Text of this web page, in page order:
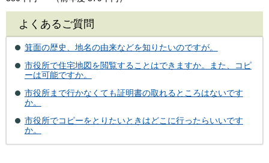
よくあるご質問
箕面の歴史、地名の由来などを知りたいのですが。
市役所で住宅地図を閲覧することはできますか。また、コピ
ーは可能ですか。
市役所まで行かなくても証明書の取れるところはないです
か。
市役所でコピーをとりたいときはどこに行ったらいいです
か。